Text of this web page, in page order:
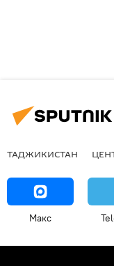
ТАДЖИКИСТАН
Макс